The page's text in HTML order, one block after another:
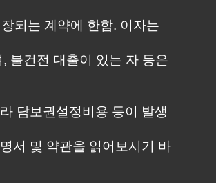
되는 계약에 한함. 이자는
불건전 대출이 있는 자 등은
담보권설정비용 등이 발생
서 및 약관을 읽어보시기 바